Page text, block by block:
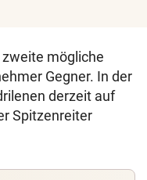
mögliche
Gegner. In der
derzeit auf
Spitzenreiter